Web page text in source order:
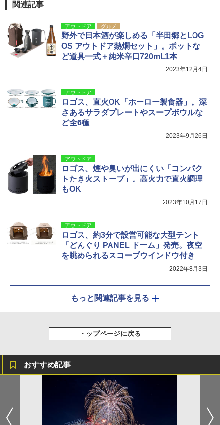
関連記事
アウトドア グルメ
野外で日本酒が楽しめる「半田郷とLOG
OS アウトドア熱燗セット」。ポットな
ど道具一式＋純米辛口720mL1本
2023年12月4日
アウトドア
ロゴス、直火OK「ホーロー製食器」。深
さあるサラダプレートやスープボウルな
ど全6種
2023年9月26日
アウトドア
ロゴス、煙や臭いが出にくい「コンパク
トたき火ストーブ」。高火力で直火調理
もOK
2023年10月17日
アウトドア
ロゴス、約3分で設営可能な大型テント
「どんぐり PANEL ドーム」発売。夜空
を眺められるスコープウインドウ付き
2022年8月3日
もっと関連記事を見る
トップページに戻る
おすすめ記事